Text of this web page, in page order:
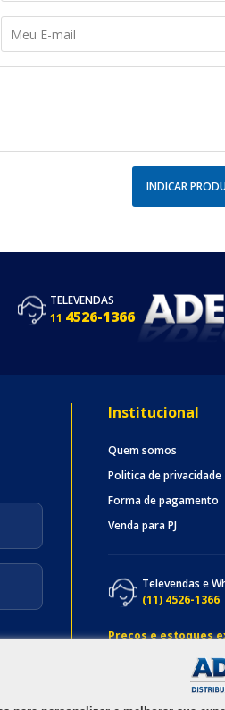
INDICAR
TELEVENDAS
11 4526-1366
Institucional
Quem somos
Politica de privacidade
Forma de pagamento
Venda para PJ
Televendas e
(11) 4526-1366
Preços e estoques